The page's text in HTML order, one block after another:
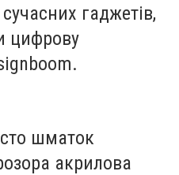
гаджетів,
цифрову
шматок
акрилова